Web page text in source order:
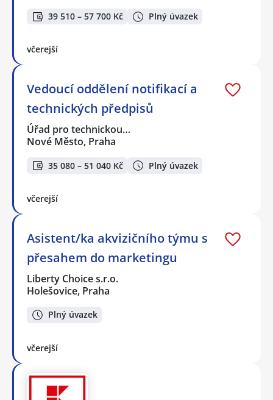
39 510 – 57 700 Kč Plný úvazek
včerejší
Vedoucí oddělení notifikací a
technických předpisů
Úřad pro technickou…
Nové Město, Praha
35 080 – 51 040 Kč Plný úvazek
včerejší
Asistent/ka akvizičního týmu s
přesahem do marketingu
Liberty Choice s.r.o.
Holešovice, Praha
Plný úvazek
včerejší